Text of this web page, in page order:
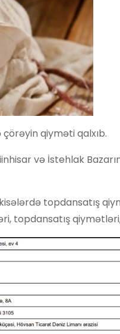
qiyməti qalxıb.
və İstehlak
topdansatış
topdansatış